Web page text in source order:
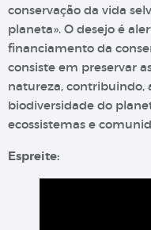
conservação da vida
planeta». O desejo é
financiamento da
consiste em preservar
natureza, contribuindo,
biodiversidade do
ecossistemas e
Espreite: